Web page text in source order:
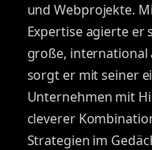
und Webprojekte.
Expertise agierte er
große, international
sorgt er mit seiner
Unternehmen mit
cleverer
Strategien im